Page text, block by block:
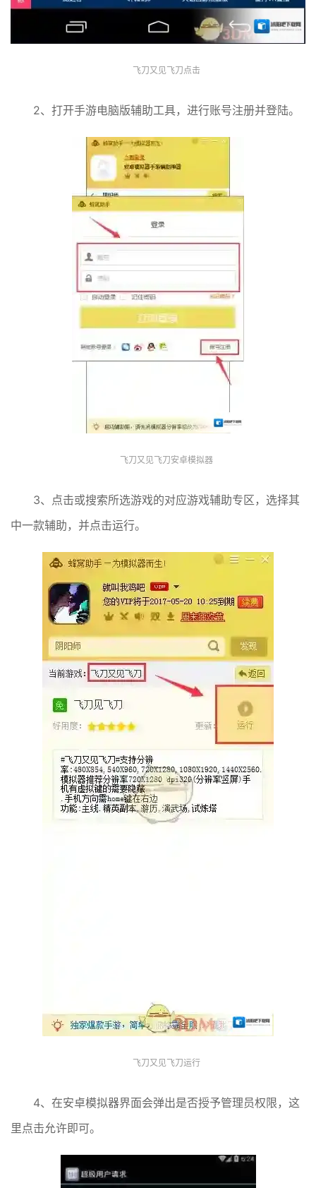
飞刀又见飞刀点击
2、打开手游电脑版辅助工具，进行账号注册并登陆。
飞刀又见飞刀安卓模拟器
3、点击或搜索所选游戏的对应游戏辅助专区，选择其
中一款辅助，并点击运行。
飞刀又见飞刀运行
4、在安卓模拟器界面会弹出是否授予管理员权限，这
里点击允许即可。